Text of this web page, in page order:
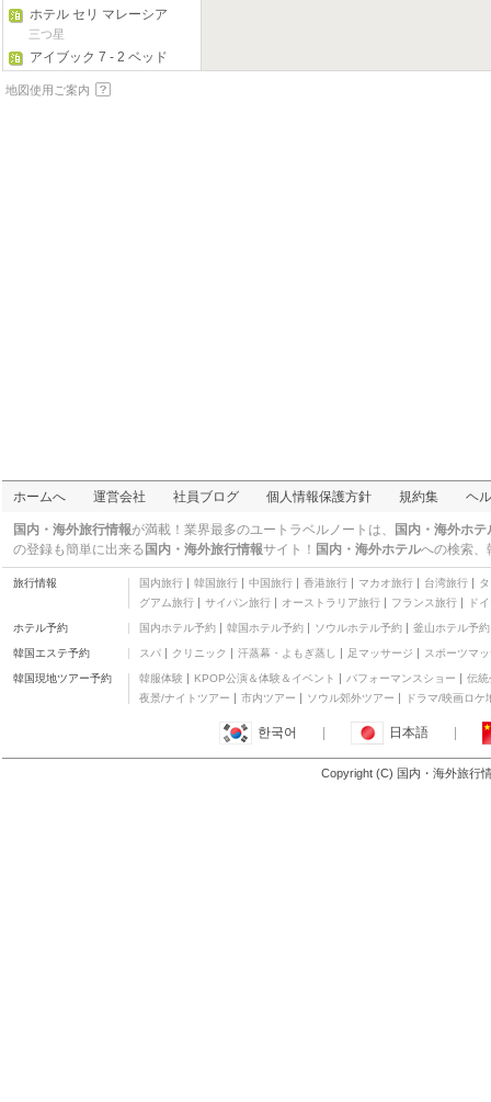
イート
ホテル セリ マレーシア
ケパラバタス
三つ星
アイブック 7 - 2 ベッド
ルーム ガーニー スタジ
オ スイーツ
フラミンゴ バイ ザ ビー
フー ホームステイ
二つ星
ホテル チェンナイ バイ
ウィンク
三つ星
ザ 80's ゲストハウス
二つ星
グランド スイス ホテル
二つ星
イーレッド ホテル セベ
ラン ジャヤ
二つ星
ンド スイート バイ D イ
三つ星
地図使用ご案内
ホームへ 運営会社 社員ブログ 個人情報保護方針 規約集 ヘ
国内・海外旅行情報が満載！業界最多のユートラベルノートは、
国内・海外ホ
の登録も簡単に出来る 国内・海外旅行情報サイト！ 国内・海外ホテルへの検索、
旅行情報 国内旅行 韓国旅行 中国旅行 香港旅行 マカオ旅行 台湾旅行
グアム旅行
サイパン旅行 オーストラリア旅行 フランス旅行 ド
ホテル予約 国内ホテル予約 韓国ホテル予約 ソウルホテル予約 釜山ホテル予約
韓国エステ予約 スパ クリニック 汗蒸幕・よもぎ蒸し 足マッサージ スポーツマ
韓国現地ツアー予約 韓服体験 KPOP公演＆体験＆イベント パフォーマンスショー
伝統
夜景/ナイトツアー
市内ツアー ソウル郊外ツアー ドラマ/映画ロケ
한국어 日本語
Copyright (C) 国内・海外旅行